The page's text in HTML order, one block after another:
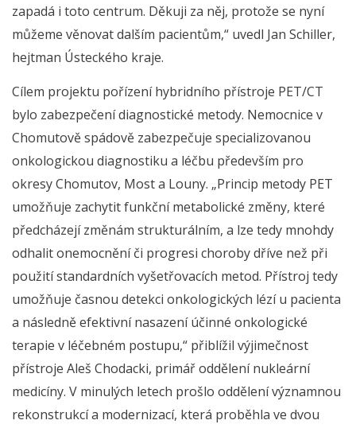
zapadá i toto centrum. Děkuji za něj, protože se nyní
můžeme věnovat dalším pacientům,“ uvedl Jan Schiller,
hejtman Ústeckého kraje.
Cílem projektu pořízení hybridního přístroje PET/CT
bylo zabezpečení diagnostické metody. Nemocnice v
Chomutově spádově zabezpečuje specializovanou
onkologickou diagnostiku a léčbu především pro
okresy Chomutov, Most a Louny. „Princip metody PET
umožňuje zachytit funkční metabolické změny, které
předcházejí změnám strukturálním, a lze tedy mnohdy
odhalit onemocnění či progresi choroby dříve než při
použití standardních vyšetřovacích metod. Přístroj tedy
umožňuje časnou detekci onkologických lézí u pacienta
a následně efektivní nasazení účinné onkologické
terapie v léčebném postupu,“ přiblížil výjimečnost
přístroje Aleš Chodacki, primář oddělení nukleární
medicíny. V minulých letech prošlo oddělení významnou
rekonstrukcí a modernizací, která proběhla ve dvou